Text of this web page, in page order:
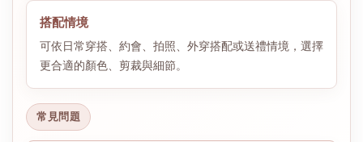
搭配情境
可依日常穿搭、約會、拍照、外穿搭配或送禮情境，選擇
更合適的顏色、剪裁與細節。
常見問題